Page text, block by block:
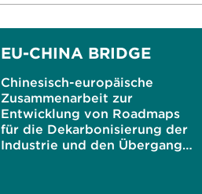
EU-CHINA BRIDGE
Chinesisch-europäische
Zusammenarbeit zur
Entwicklung von Roadmaps
für die Dekarbonisierung der
Industrie und den Übergang